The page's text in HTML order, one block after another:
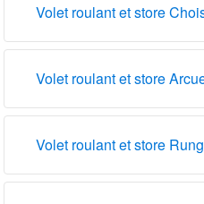
Volet roulant et store
Volet roulant et store
Volet roulant et store